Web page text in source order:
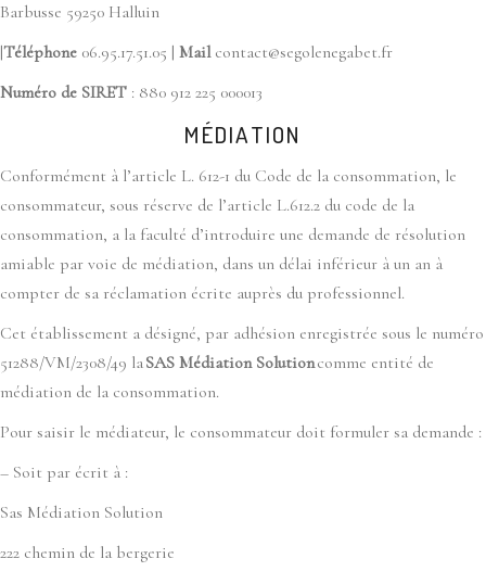
Barbusse 59250 Halluin
|Téléphone 06.95.17.51.05 | Mailcontact@segolenegabet.fr
Numéro de SIRET : 880 912 225 000013
MÉDIATION
Conformément à l’article L. 612-1 du Code de la consommation, le
consommateur, sous réserve de l’article L.612.2 du code de la
consommation, a la faculté d’introduire une demande de résolution
amiable par voie de médiation, dans un délai inférieur à un an à
compter de sa réclamation écrite auprès du professionnel.
Cet établissement a désigné, par adhésion enregistrée sous le numéro
51288/VM/2308/49 laSAS Médiation Solutioncomme entité de
médiation de la consommation.
Pour saisir le médiateur, le consommateur doit formuler sa demande :
– Soit par écrit à :
Sas Médiation Solution
222 chemin de la bergerie